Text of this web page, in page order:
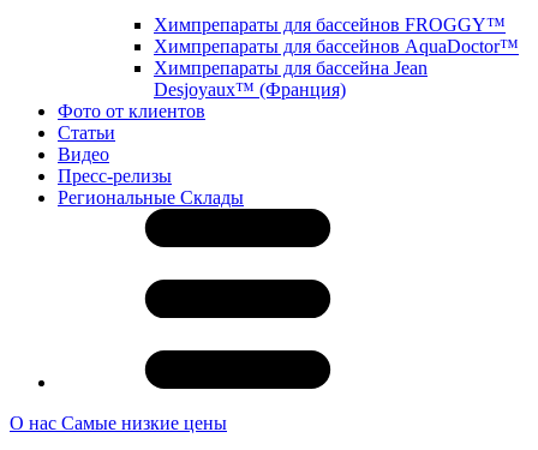
Химпрепараты для бассейнов FROGGY™
Химпрепараты для бассейнов AquaDoctor™
Химпрепараты для бассейна Jean
Desjoyaux™ (Франция)
Фото от клиентов
Статьи
Видео
Пресс-релизы
Региональные Склады
О нас Самые низкие цены